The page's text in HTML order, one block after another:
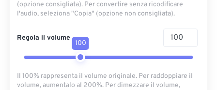
(opzione consigliata). Per convertire senza ricodificare
l'audio, seleziona "Copia" (opzione non consigliata).
Regola il volume
100
Il 100% rappresenta il volume originale. Per raddoppiare il
volume, aumentalo al 200%. Per dimezzare il volume,